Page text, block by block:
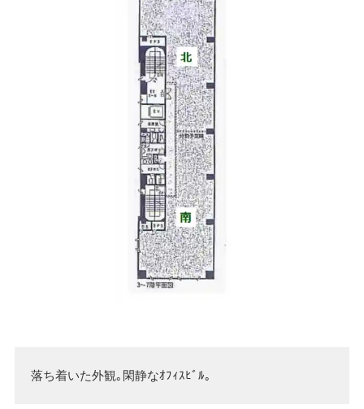
落ち着いた外観｡閑静なｵﾌｨｽﾋﾞﾙ｡